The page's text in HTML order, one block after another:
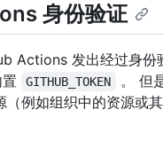
身份验证
Actions 发出经过身份
GITHUB_TOKEN 。 但
（例如组织中的资源或